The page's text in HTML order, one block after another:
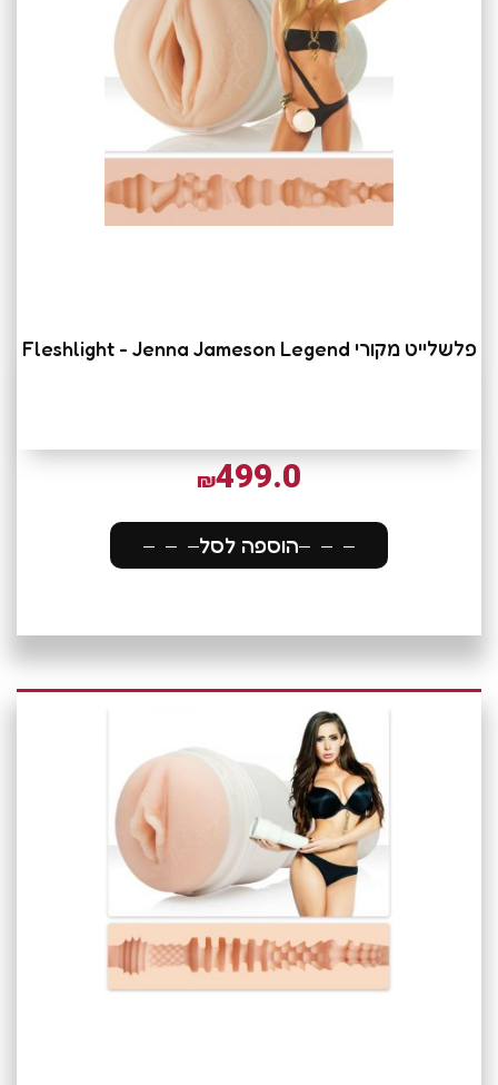
פלשלייט מקורי Fleshlight - Jenna Jameson Legend
₪499.0
הוספה לסל